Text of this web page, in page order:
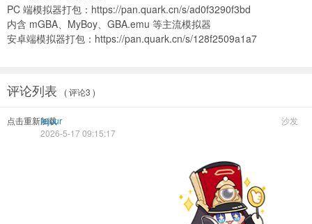
PC 端模拟器打包： https://pan.quark.cn/s/ad0f3290f3bd
内含 mGBA、MyBoy、GBA.emu 等主流模拟器
安卓端模拟器打包： https://pan.quark.cn/s/128f2509a1a7
评论列表 ( 评论3 )
点击重新加载 沙发
lejour
2026-5-17 09:15:17